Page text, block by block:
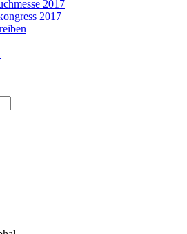
2017
2017